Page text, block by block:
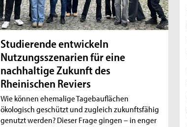
Studierende entwickeln
Nutzungsszenarien für eine
nachhaltige Zukunft des
Rheinischen Reviers
Wie können ehemalige Tagebauflächen
ökologisch geschützt und zugleich zukunftsfähig
genutzt werden? Dieser Frage gingen – in enger